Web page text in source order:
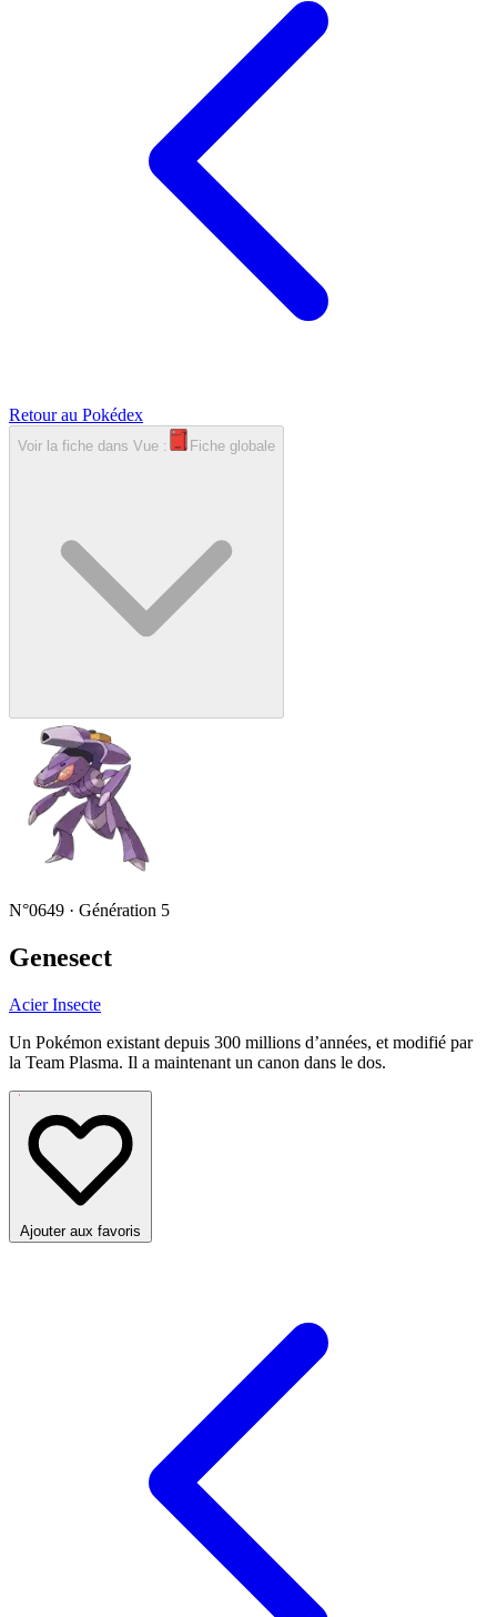
Retour au Pokédex
Voir la fiche dans Vue : Fiche globale
N°0649 · Génération 5
Genesect
AcierInsecte
Un Pokémon existant depuis 300 millions d’années, et modifié par
la Team Plasma. Il a maintenant un canon dans le dos.
Ajouter aux favoris